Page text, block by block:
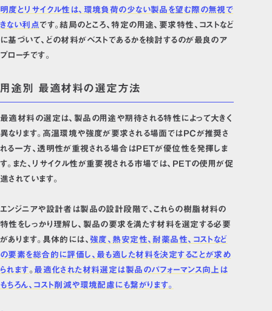
明度とリサイクル性は、環境負荷の少ない製品を望む際の無視で
きない利点です。結局のところ、特定の用途、要求特性、コストなど
に基づいて、どの材料がベストであるかを検討するのが最良のア
プローチです。
用途別 最適材料の選定方法
最適材料の選定は、製品の用途や期待される特性によって大きく
異なります。高温環境や強度が要求される場面ではPCが推奨さ
れる一方、透明性が重視される場合はPETが優位性を発揮しま
す。また、リサイクル性が重要視される市場では、PETの使用が促
進されています。
エンジニアや設計者は製品の設計段階で、これらの樹脂材料の
特性をしっかり理解し、製品の要求を満たす材料を選定する必要
があります。具体的には、強度、熱安定性、耐薬品性、コストなど
の要素を総合的に評価し、最も適した材料を決定することが求め
られます。 最適化された材料選定は製品のパフォーマンス向上は
もちろん、コスト削減や環境配慮にも繋がります。